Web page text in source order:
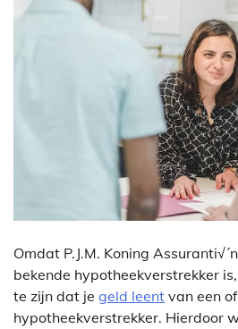
Omdat P.J.M. Koning
bekende hypotheekverstrekker
te zijn dat je geld leent van een
hypotheekverstrekker. Hierdoor